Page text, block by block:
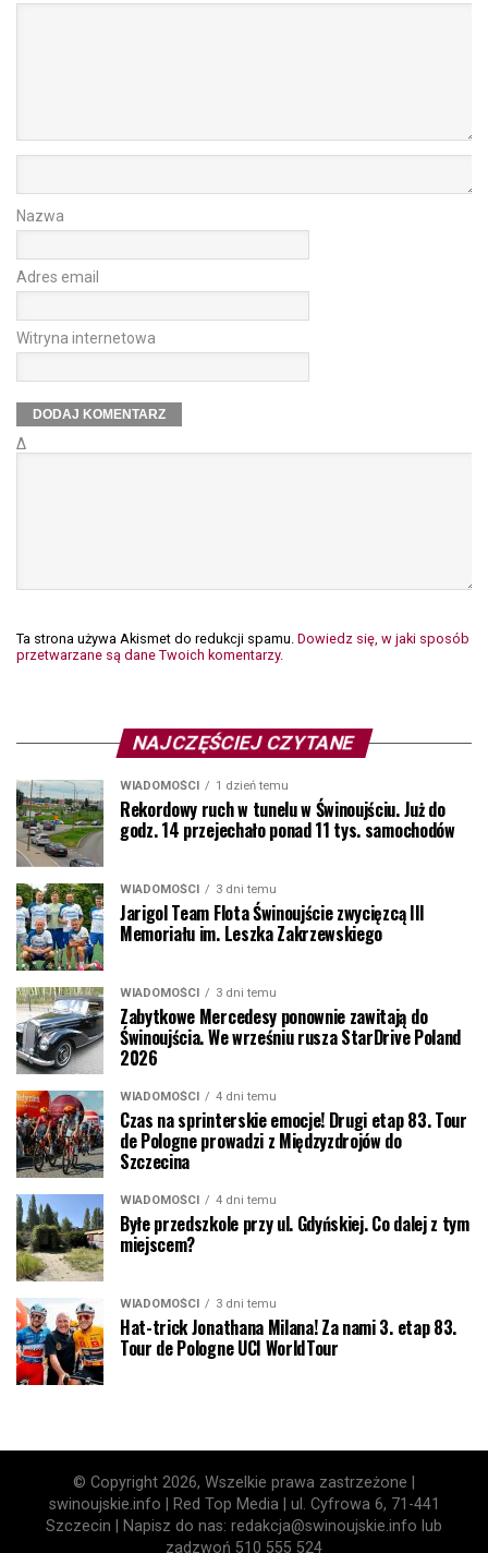
Nazwa
Adres email
Witryna internetowa
Δ
Ta strona używa Akismet do redukcji spamu. Dowiedz się, w jaki sposób
przetwarzane są dane Twoich komentarzy.
NAJCZĘŚCIEJ CZYTANE
WIADOMOŚCI 1 dzień temu
Rekordowy ruch w tunelu w Świnoujściu. Już do
godz. 14 przejechało ponad 11 tys. samochodów
WIADOMOŚCI 3 dni temu
Jarigol Team Flota Świnoujście zwycięzcą III
Memoriału im. Leszka Zakrzewskiego
WIADOMOŚCI 3 dni temu
Zabytkowe Mercedesy ponownie zawitają do
Świnoujścia. We wrześniu rusza StarDrive Poland
2026
WIADOMOŚCI 4 dni temu
Czas na sprinterskie emocje! Drugi etap 83. Tour
de Pologne prowadzi z Międzyzdrojów do
Szczecina
WIADOMOŚCI 4 dni temu
Byłe przedszkole przy ul. Gdyńskiej. Co dalej z tym
miejscem?
WIADOMOŚCI 3 dni temu
Hat-trick Jonathana Milana! Za nami 3. etap 83.
Tour de Pologne UCI WorldTour
© Copyright 2026, Wszelkie prawa zastrzeżone |
swinoujskie.info | Red Top Media | ul. Cyfrowa 6, 71-441
Szczecin | Napisz do nas: redakcja@swinoujskie.info lub
zadzwoń 510 555 524